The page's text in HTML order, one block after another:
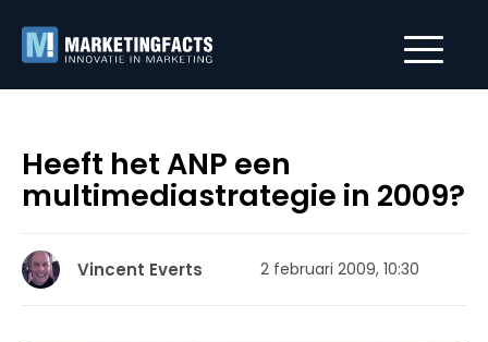
Heeft het ANP een
multimediastrategie in 2009?
Vincent Everts 2 februari 2009, 10:30